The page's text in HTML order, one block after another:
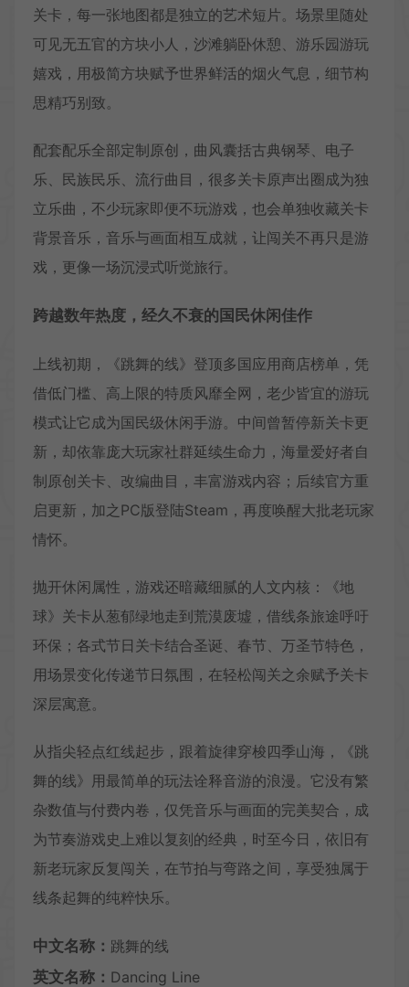
关卡，每一张地图都是独立的艺术短片。场景里随处
可见无五官的方块小人，沙滩躺卧休憩、游乐园游玩
嬉戏，用极简方块赋予世界鲜活的烟火气息，细节构
思精巧别致。
配套配乐全部定制原创，曲风囊括古典钢琴、电子
乐、民族民乐、流行曲目，很多关卡原声出圈成为独
立乐曲，不少玩家即便不玩游戏，也会单独收藏关卡
背景音乐，音乐与画面相互成就，让闯关不再只是游
戏，更像一场沉浸式听觉旅行。
跨越数年热度，经久不衰的国民休闲佳作
上线初期，《跳舞的线》登顶多国应用商店榜单，凭
借低门槛、高上限的特质风靡全网，老少皆宜的游玩
模式让它成为国民级休闲手游。中间曾暂停新关卡更
新，却依靠庞大玩家社群延续生命力，海量爱好者自
制原创关卡、改编曲目，丰富游戏内容；后续官方重
启更新，加之PC版登陆Steam，再度唤醒大批老玩家
情怀。
抛开休闲属性，游戏还暗藏细腻的人文内核：《地
球》关卡从葱郁绿地走到荒漠废墟，借线条旅途呼吁
环保；各式节日关卡结合圣诞、春节、万圣节特色，
用场景变化传递节日氛围，在轻松闯关之余赋予关卡
深层寓意。
从指尖轻点红线起步，跟着旋律穿梭四季山海，《跳
舞的线》用最简单的玩法诠释音游的浪漫。它没有繁
杂数值与付费内卷，仅凭音乐与画面的完美契合，成
为节奏游戏史上难以复刻的经典，时至今日，依旧有
新老玩家反复闯关，在节拍与弯路之间，享受独属于
线条起舞的纯粹快乐。
中文名称： 跳舞的线
英文名称： Dancing Line